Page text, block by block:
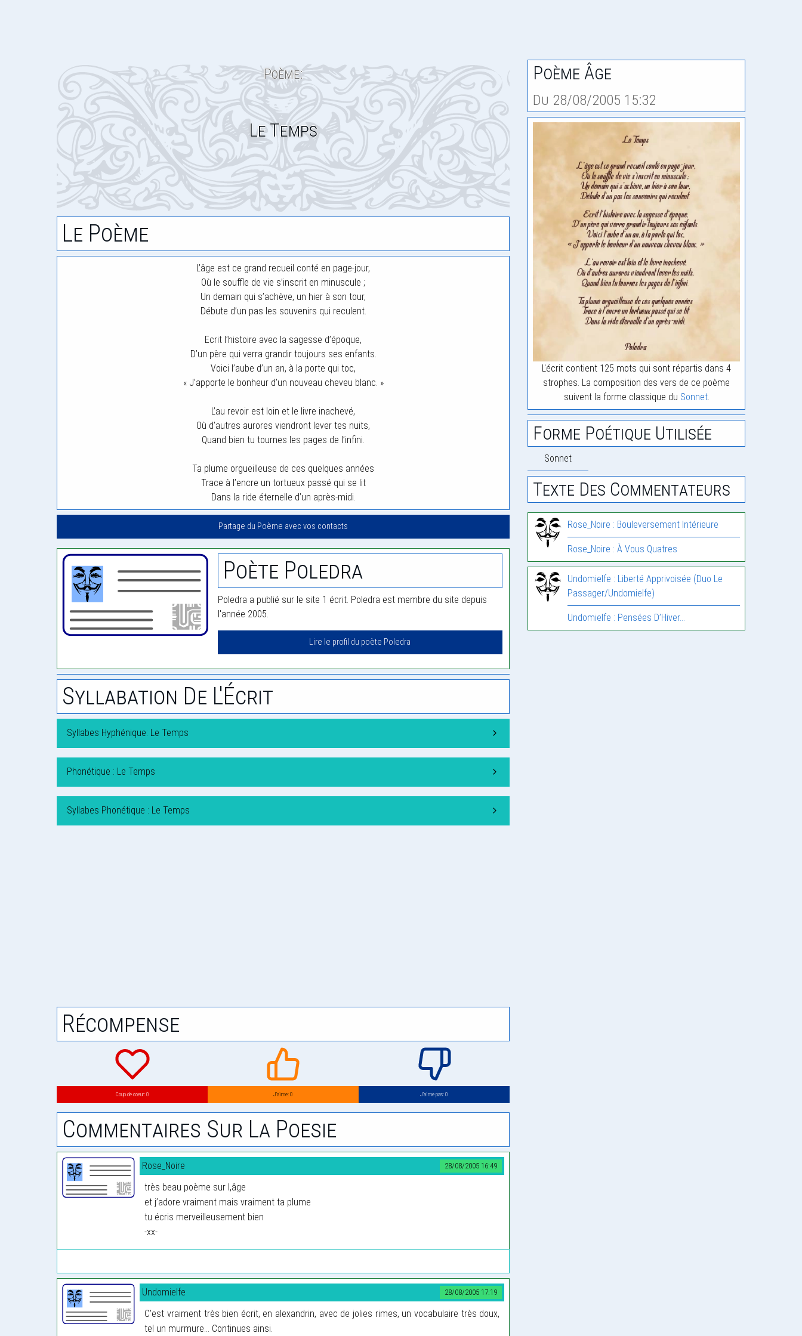
Poème:
Le Temps
Le Poème
L’âge est ce grand recueil conté en page-jour,
Où le souffle de vie s’inscrit en minuscule ;
Un demain qui s’achève, un hier à son tour,
Débute d’un pas les souvenirs qui reculent.
Ecrit l’histoire avec la sagesse d’époque,
D’un père qui verra grandir toujours ses enfants.
Voici l’aube d’un an, à la porte qui toc,
« J’apporte le bonheur d’un nouveau cheveu blanc. »
L’au revoir est loin et le livre inachevé,
Où d’autres aurores viendront lever tes nuits,
Quand bien tu tournes les pages de l’infini.
Ta plume orgueilleuse de ces quelques années
Trace à l’encre un tortueux passé qui se lit
Dans la ride éternelle d’un après-midi.
Partage du Poème avec vos contacts
Poète Poledra
Poledra a publié sur le site 1 écrit. Poledra est membre du site depuis
l'année 2005.
Lire le profil du poète Poledra
Syllabation De L'Écrit
Syllabes Hyphénique: Le Temps
Phonétique : Le Temps
Syllabes Phonétique : Le Temps
Récompense
Coup de coeur: 0 J’aime: 0 J’aime pas: 0
Commentaires Sur La Poesie
28/08/2005 16:49
Rose_Noire
très beau poème sur l,âge
et j’adore vraiment mais vraiment ta plume
tu écris merveilleusement bien
-xx-
28/08/2005 17:19
Undomielfe
C’est vraiment très bien écrit, en alexandrin, avec de jolies rimes, un vocabulaire très doux,
tel un murmure... Continues ainsi.
Poème Âge
Du 28/08/2005 15:32
L'écrit contient 125 mots qui sont répartis dans 4
strophes. La composition des vers de ce poème
suivent la forme classique du Sonnet.
Forme Poétique Utilisée
Sonnet
Texte Des Commentateurs
Rose_Noire : Bouleversement Intérieure
Rose_Noire : À Vous Quatres
Undomielfe : Liberté Apprivoisée (Duo Le
Passager/Undomielfe)
Undomielfe : Pensées D’Hiver…